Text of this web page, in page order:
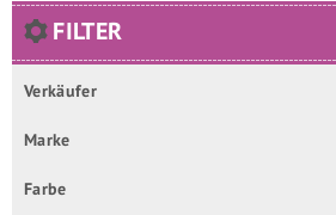
FILTER
Verkäufer
Marke
Farbe